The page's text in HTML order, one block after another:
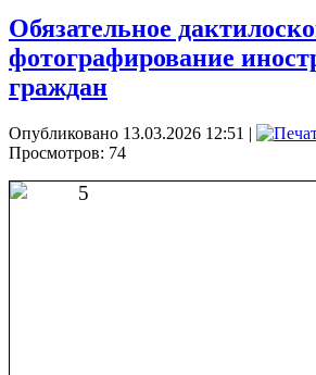
Обязательное
фотографирование
граждан
Опубликовано 13.03.2026 12:51 |
Просмотров: 74